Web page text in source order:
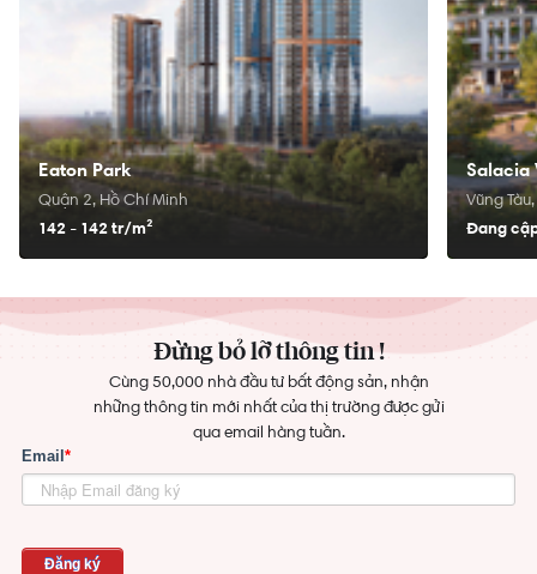
Eaton Park
Quận 2, Hồ Chí Minh
142 - 142 tr/m²
Salacia
Vũng
Đang
Đừng bỏ lỡ thông tin !
Cùng 50,000 nhà đầu tư bất động sản, nhận
những thông tin mới nhất của thị trường được gửi
qua email hàng tuần.